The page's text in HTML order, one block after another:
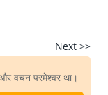
Next >>
वचन परमेश्वर था।